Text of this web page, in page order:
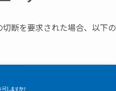
断を要求された場合、 以下の